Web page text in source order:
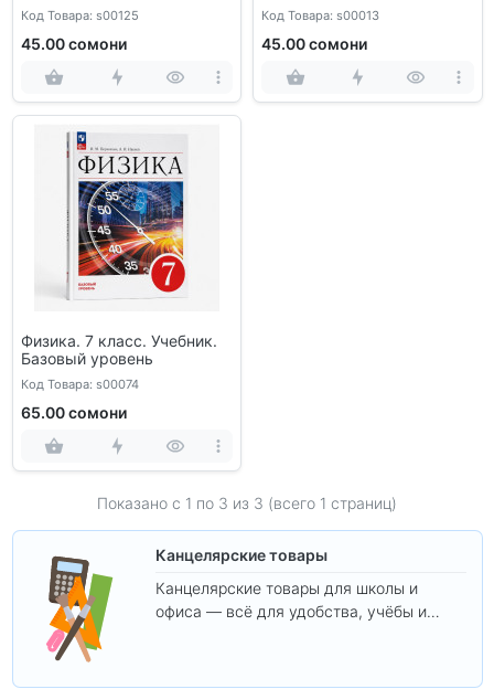
Код Товара: s00125
45.00 сомони
Код Товара: s00013
45.00 сомони
Физика. 7 класс. Учебник.
Базовый уровень
Код Товара: s00074
65.00 сомони
Показано с 1 по 3 из 3 (всего 1 страниц)
Канцелярские товары
Канцелярские товары для школы и
офиса — всё для удобства, учёбы и